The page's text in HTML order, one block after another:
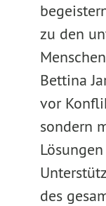
zu den
Bettina
vor
sondern
des